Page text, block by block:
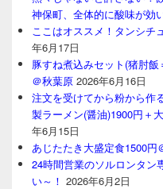
神保町、全体的に酸味が効
ここはオススメ！タンシチ
年6月17日
豚すね煮込みセット(猪肘
＠秋葉原 2026年6月16日
注文を受けてから粉から作
製ラーメン(醤油)1900円＋
年6月15日
あじたたき大盛定食1500円
24時間営業のソルロンタン
い～！ 2026年6月2日